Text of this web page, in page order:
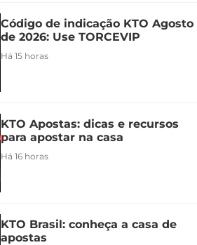
Código de indicação KTO Agosto
de 2026: Use TORCEVIP
Há 15 horas
KTO Apostas: dicas e recursos
para apostar na casa
Há 16 horas
KTO Brasil: conheça a casa de
apostas